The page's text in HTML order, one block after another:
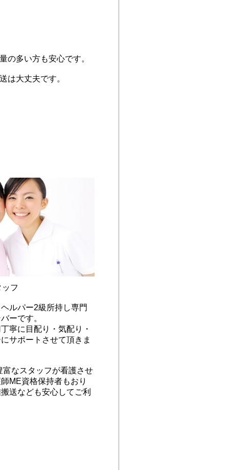
多い方も安心です。
大丈夫です。
フ
ルパー2級所持し専門
ーです。
寧に目配り・気配り・
サポートさせて頂きま
なスタッフが看護させ
ME資格保持者もおり
送なども安心してご利